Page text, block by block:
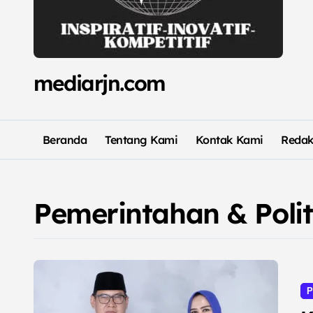
mediarjn.com
Beranda Tentang Kami Kontak Kami
Pemerintahan &